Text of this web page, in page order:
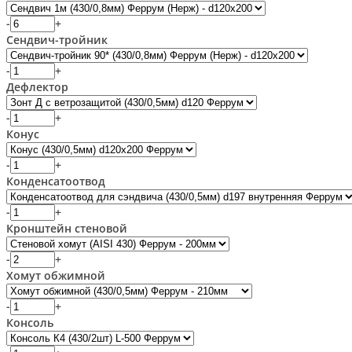
-
+
Сендвич-тройник
-
+
Дефлектор
-
+
Конус
-
+
Конденсатоотвод
-
+
Кронштейн стеновой
-
+
Хомут обжимной
-
+
Консоль